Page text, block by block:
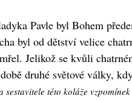
Pavle byl Bohem
byl od dětství velice
Jelikož se kvůli
druhé světové války,
sestavitele této koláže